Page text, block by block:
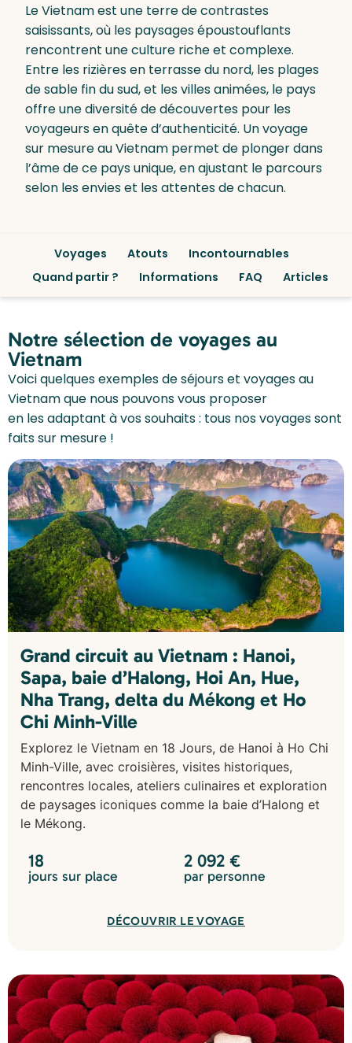
Le Vietnam est une terre de contrastes
saisissants, où les paysages époustouflants
rencontrent une culture riche et complexe.
Entre les rizières en terrasse du nord, les plages
de sable fin du sud, et les villes animées, le pays
offre une diversité de découvertes pour les
voyageurs en quête d’authenticité. Un voyage
sur mesure au Vietnam permet de plonger dans
l’âme de ce pays unique, en ajustant le parcours
selon les envies et les attentes de chacun.
Voyages Atouts
Incontournables
Quand partir ?
Informations FAQ Articles
Notre sélection de voyages au
Vietnam
Voici quelques exemples de séjours et voyages au
Vietnam que nous pouvons vous proposer
en les adaptant à vos souhaits : tous nos voyages sont
faits sur mesure !
Grand circuit au Vietnam : Hanoi,
Sapa, baie d’Halong, Hoi An, Hue,
Nha Trang, delta du Mékong et Ho
Chi Minh-Ville
Explorez le Vietnam en 18 Jours, de Hanoi à Ho Chi
Minh-Ville, avec croisières, visites historiques,
rencontres locales, ateliers culinaires et exploration
de paysages iconiques comme la baie d’Halong et
le Mékong.
18
jours sur place
2 092 €
par personne
DÉCOUVRIR LE VOYAGE